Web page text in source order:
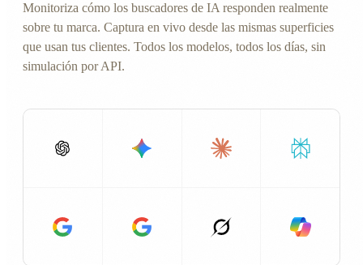
Monitoriza cómo los buscadores de IA responden realmente
sobre tu marca. Captura en vivo desde las mismas superficies
que usan tus clientes. Todos los modelos, todos los días, sin
simulación por API.